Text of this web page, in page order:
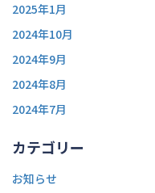
2025年1月
2024年10月
2024年9月
2024年8月
2024年7月
カテゴリー
お知らせ